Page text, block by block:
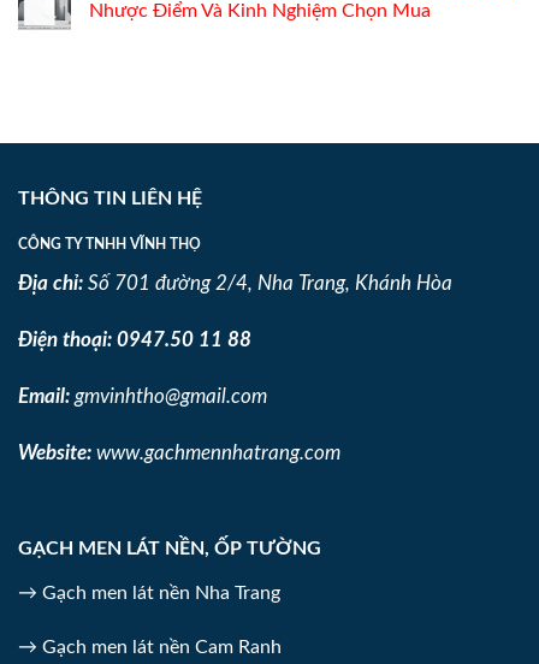
Nhược Điểm Và Kinh Nghiệm Chọn Mua
THÔNG TIN LIÊN HỆ
CÔNG TY TNHH VĨNH THỌ
Địa chỉ: Số 701 đường 2/4, Nha Trang, Khánh Hòa
Điện thoại: 0947.50 11 88
Email: gmvinhtho@gmail.com
Website: www.gachmennhatrang.com
GẠCH MEN LÁT NỀN, ỐP TƯỜNG
→ Gạch men lát nền Nha Trang
→ Gạch men lát nền Cam Ranh